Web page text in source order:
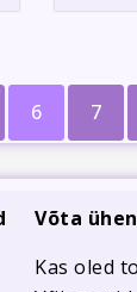
6 7
Võta
Kas oled